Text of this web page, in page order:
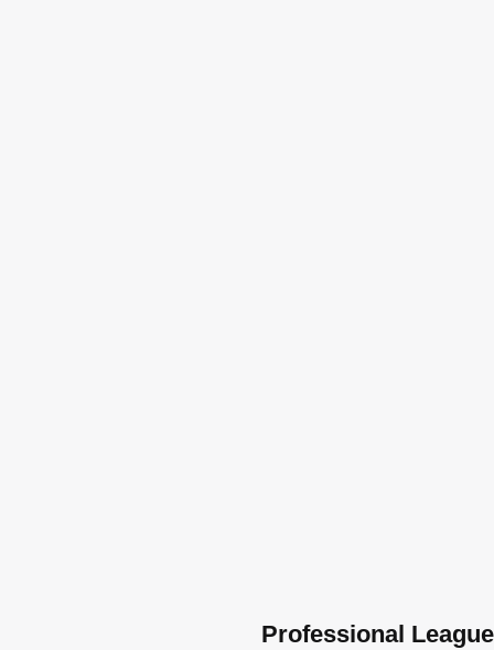
Professional League